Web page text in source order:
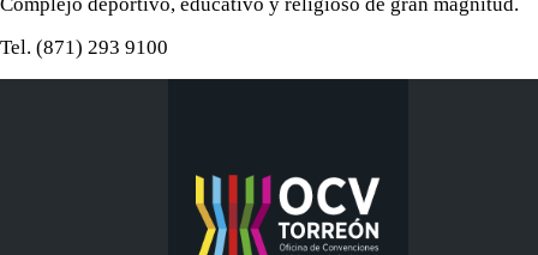
Tel. (871) 293 9100